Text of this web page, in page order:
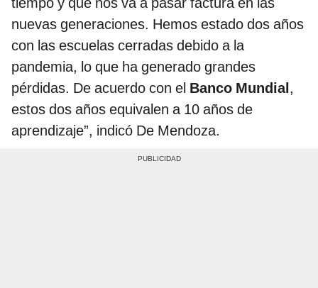
nuevas generaciones. Hemos estado dos años
con las escuelas cerradas debido a la
pandemia, lo que ha generado grandes
pérdidas. De acuerdo con el Banco Mundial,
estos dos años equivalen a 10 años de
aprendizaje”, indicó De Mendoza.